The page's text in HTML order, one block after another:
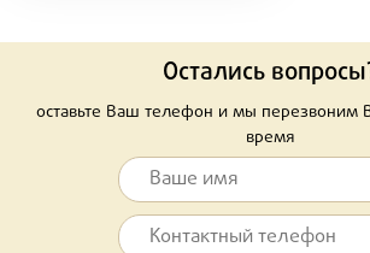
Остались
оставьте Ваш телефон и мы перезвоним
время